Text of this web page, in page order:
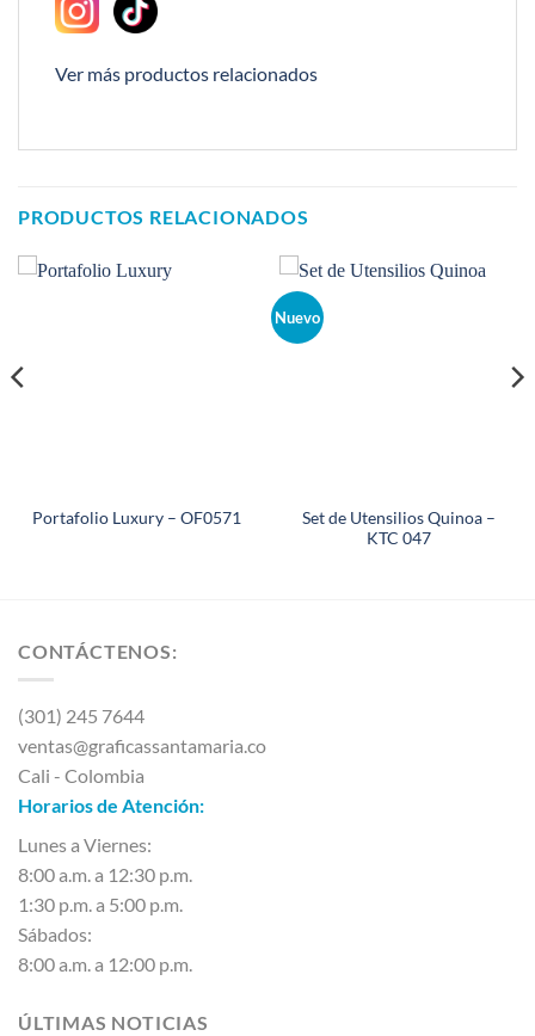
Ver más productos relacionados
PRODUCTOS RELACIONADOS
Portafolio Luxury – OF0571
Nuevo
Set de Utensilios Quinoa –
KTC 047
CONTÁCTENOS:
(301) 245 7644
ventas@graficassantamaria.co
Cali - Colombia
Horarios de Atención:
Lunes a Viernes:
8:00 a.m. a 12:30 p.m.
1:30 p.m. a 5:00 p.m.
Sábados:
8:00 a.m. a 12:00 p.m.
ÚLTIMAS NOTICIAS